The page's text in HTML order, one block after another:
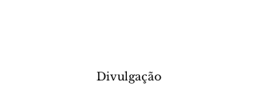
Divulgação